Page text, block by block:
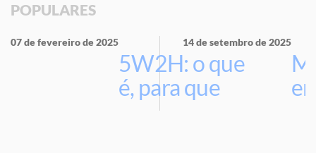
POPULARES
07 de fevereiro de 2025
5W2H: o que
é, para que
serve e por
14 de setembro de 2025